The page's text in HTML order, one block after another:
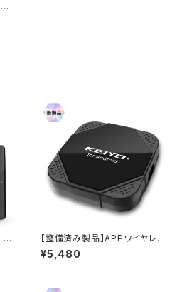
Li
【整備済み製品】APPワイヤレス
for Android AN-S128a ※返
品不可
¥5,480